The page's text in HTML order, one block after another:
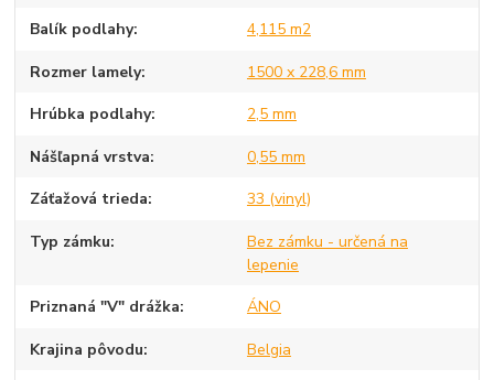
Balík podlahy 4,115 m2
Rozmer lamely 1500 x 228,6 mm
Hrúbka podlahy 2,5 mm
Nášľapná vrstva 0,55 mm
Záťažová trieda 33 (vinyl)
Typ zámku
Bez zámku - určená na
lepenie
Priznaná "V" drážka ÁNO
Krajina pôvodu Belgia